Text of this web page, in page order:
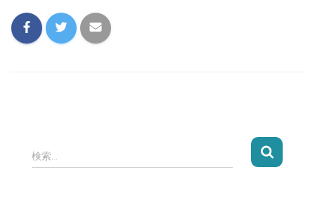
検索…